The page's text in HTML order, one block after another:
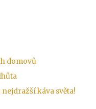
domovů
káva světa!